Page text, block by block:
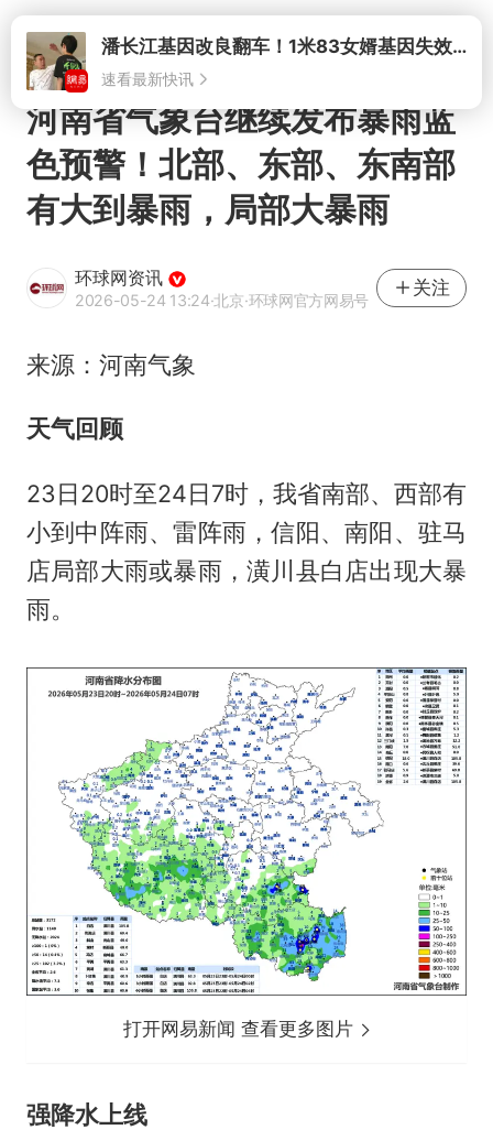
打开
河南省气象台继续发布暴雨蓝
色预警！北部、东部、东南部
有大到暴雨，局部大暴雨
环球网资讯
2026-05-24 13:24·北京·环球网官方网易号
关注
来源：河南气象
天气回顾
23日20时至24日7时，我省南部、西部有
小到中阵雨、雷阵雨，信阳、南阳、驻马
店局部大雨或暴雨，潢川县白店出现大暴
雨。
打开网易新闻 查看更多图片
强降水上线